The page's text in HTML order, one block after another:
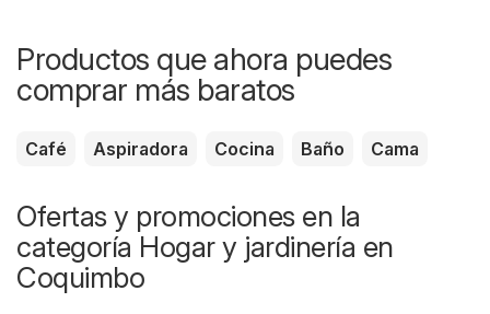
Productos que ahora puedes
comprar más baratos
Café Aspiradora Cocina Baño Cama
Ofertas y promociones en la
categoría Hogar y jardinería en
Coquimbo